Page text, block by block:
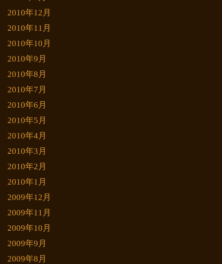
2010年12月
2010年11月
2010年10月
2010年9月
2010年8月
2010年7月
2010年6月
2010年5月
2010年4月
2010年3月
2010年2月
2010年1月
2009年12月
2009年11月
2009年10月
2009年9月
2009年8月